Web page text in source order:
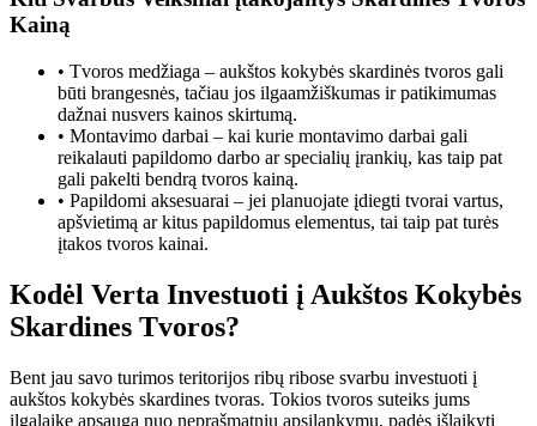
Kainą
• Tvoros medžiaga – aukštos kokybės skardinės tvoros gali
būti brangesnės, tačiau jos ilgaamžiškumas ir patikimumas
dažnai nusvers kainos skirtumą.
• Montavimo darbai – kai kurie montavimo darbai gali
reikalauti papildomo darbo ar specialių įrankių, kas taip pat
gali pakelti bendrą tvoros kainą.
• Papildomi aksesuarai – jei planuojate įdiegti tvorai vartus,
apšvietimą ar kitus papildomus elementus, tai taip pat turės
įtakos tvoros kainai.
Kodėl Verta Investuoti į Aukštos Kokybės
Skardines Tvoros?
Bent jau savo turimos teritorijos ribų ribose svarbu investuoti į
aukštos kokybės skardines tvoras. Tokios tvoros suteiks jums
ilgalaikę apsaugą nuo neprašmatnių apsilankymų, padės išlaikyti